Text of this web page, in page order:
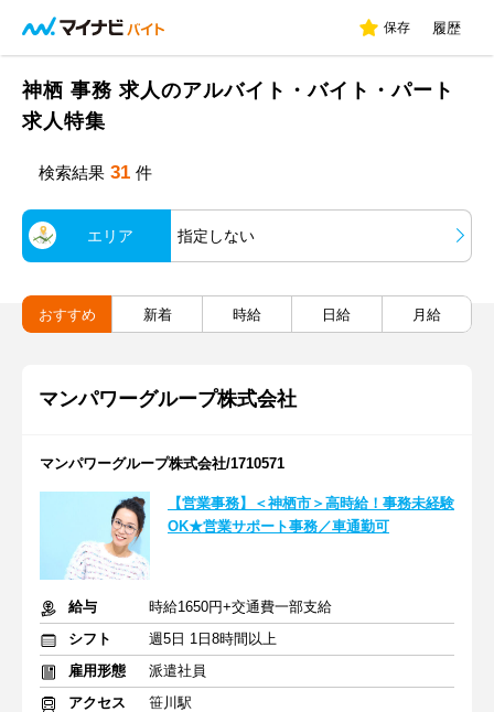
保存 履歴
神栖 事務 求人のアルバイト・バイト・パート
求人特集
検索結果 31 件
エリア 指定しない
おすすめ 新着 時給 日給 月給
マンパワーグループ株式会社
マンパワーグループ株式会社/1710571
【営業事務】＜神栖市＞高時給！事務未経験
OK★営業サポート事務／車通勤可
給与
時給1650円+交通費一部支給
シフト
週5日 1日8時間以上
雇用形態
派遣社員
アクセス
笹川駅